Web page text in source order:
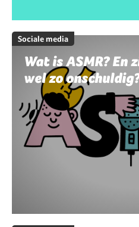
Sociale media
Wat is ASMR? En
wel zo